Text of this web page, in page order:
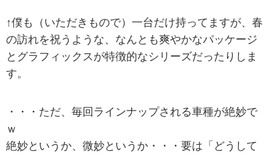
↑僕も（いただきもので）一台だけ持ってますが、春
の訪れを祝うような、なんとも爽やかなパッケージ
とグラフィックスが特徴的なシリーズだったりしま
す。
・・・ただ、毎回ラインナップされる車種が絶妙で
ｗ
絶妙というか、微妙というか・・・要は「どうして